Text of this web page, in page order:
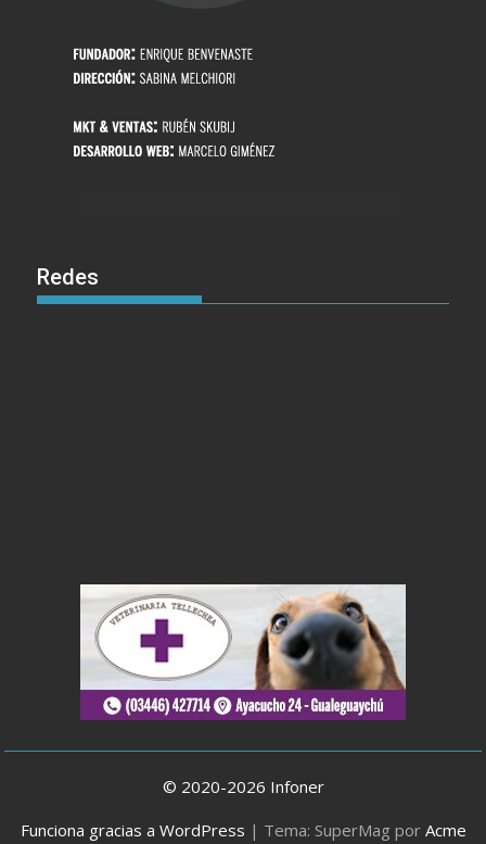
Redes
© 2020-2026 Infoner
Funciona gracias a WordPress | Tema: SuperMag por Acme